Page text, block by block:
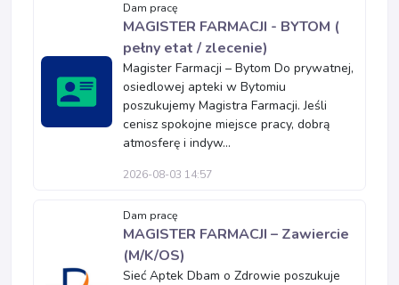
Dam pracę
MAGISTER FARMACJI - BYTOM (
pełny etat / zlecenie)
Magister Farmacji – Bytom Do prywatnej,
osiedlowej apteki w Bytomiu
poszukujemy Magistra Farmacji. Jeśli
cenisz spokojne miejsce pracy, dobrą
atmosferę i indyw...
2026-08-03 14:57
Dam pracę
MAGISTER FARMACJI – Zawiercie
(M/K/OS)
Sieć Aptek Dbam o Zdrowie poszukuje